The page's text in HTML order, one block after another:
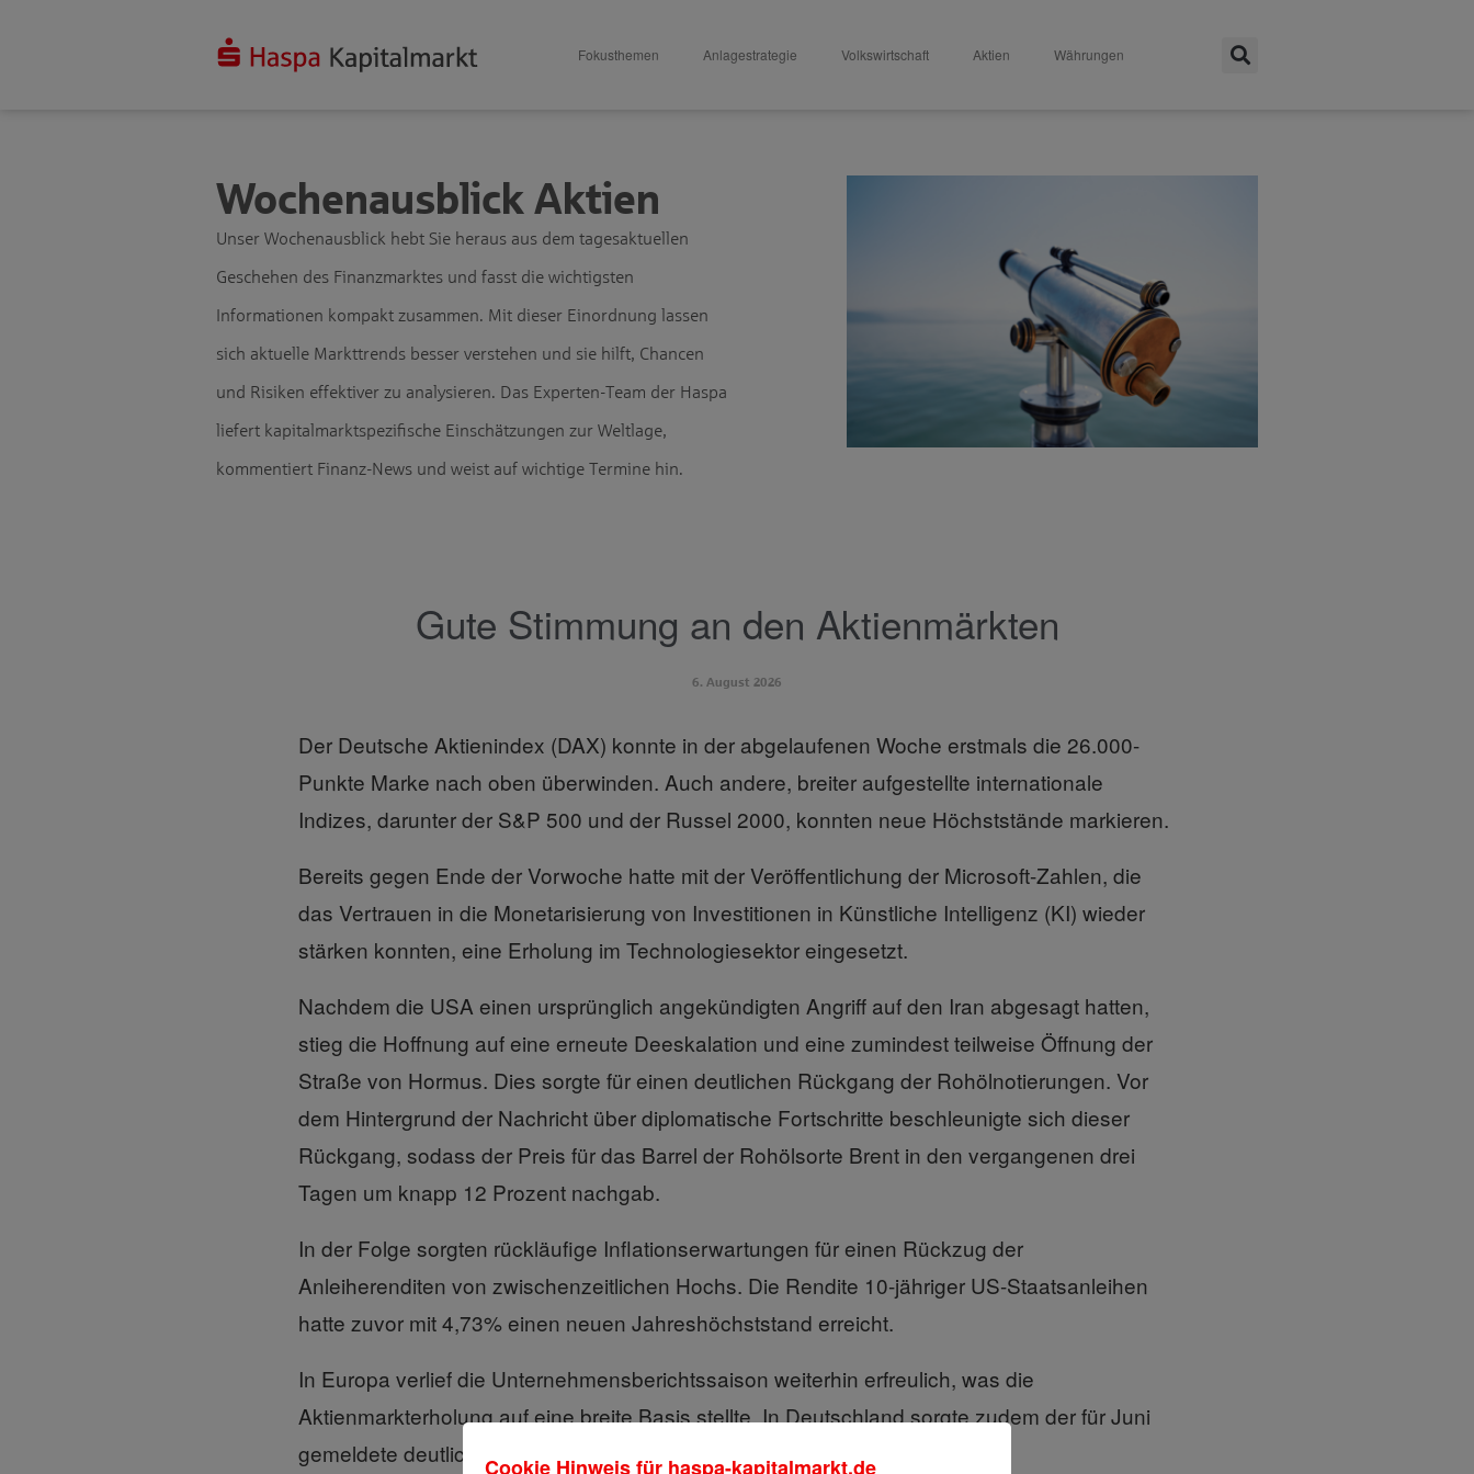
Fokusthemen Anlagestrategie Volkswirtschaft Aktien Währungen
Wochenausblick Aktien
Unser Wochenausblick hebt Sie heraus aus dem tagesaktuellen
Geschehen des Finanzmarktes und fasst die wichtigsten
Informationen kompakt zusammen. Mit dieser Einordnung lassen
sich aktuelle Markttrends besser verstehen und sie hilft, Chancen
und Risiken effektiver zu analysieren. Das Experten-Team der Haspa
liefert kapitalmarktspezifische Einschätzungen zur Weltlage,
kommentiert Finanz-News und weist auf wichtige Termine hin.
Gute Stimmung an den Aktienmärkten
6. August 2026
Der Deutsche Aktienindex (DAX) konnte in der abgelaufenen Woche erstmals die 26.000-
Punkte Marke nach oben überwinden. Auch andere, breiter aufgestellte internationale
Indizes, darunter der S&P 500 und der Russel 2000, konnten neue Höchststände markieren.
Bereits gegen Ende der Vorwoche hatte mit der Veröffentlichung der Microsoft-Zahlen, die
das Vertrauen in die Monetarisierung von Investitionen in Künstliche Intelligenz (KI) wieder
stärken konnten, eine Erholung im Technologiesektor eingesetzt.
Nachdem die USA einen ursprünglich angekündigten Angriff auf den Iran abgesagt hatten,
stieg die Hoffnung auf eine erneute Deeskalation und eine zumindest teilweise Öffnung der
Straße von Hormus. Dies sorgte für einen deutlichen Rückgang der Rohölnotierungen. Vor
dem Hintergrund der Nachricht über diplomatische Fortschritte beschleunigte sich dieser
Rückgang, sodass der Preis für das Barrel der Rohölsorte Brent in den vergangenen drei
Tagen um knapp 12 Prozent nachgab.
In der Folge sorgten rückläufige Inflationserwartungen für einen Rückzug der
Anleiherenditen von zwischenzeitlichen Hochs. Die Rendite 10-jähriger US-Staatsanleihen
hatte zuvor mit 4,73% einen neuen Jahreshöchststand erreicht.
In Europa verlief die Unternehmensberichtssaison weiterhin erfreulich, was die
Aktienmarkterholung auf eine breite Basis stellte. In Deutschland sorgte zudem der für Juni
gemeldete deutliche Anstieg der Industrieaufträge für Zuversicht.
Cookie Hinweis für haspa-kapitalmarkt.de